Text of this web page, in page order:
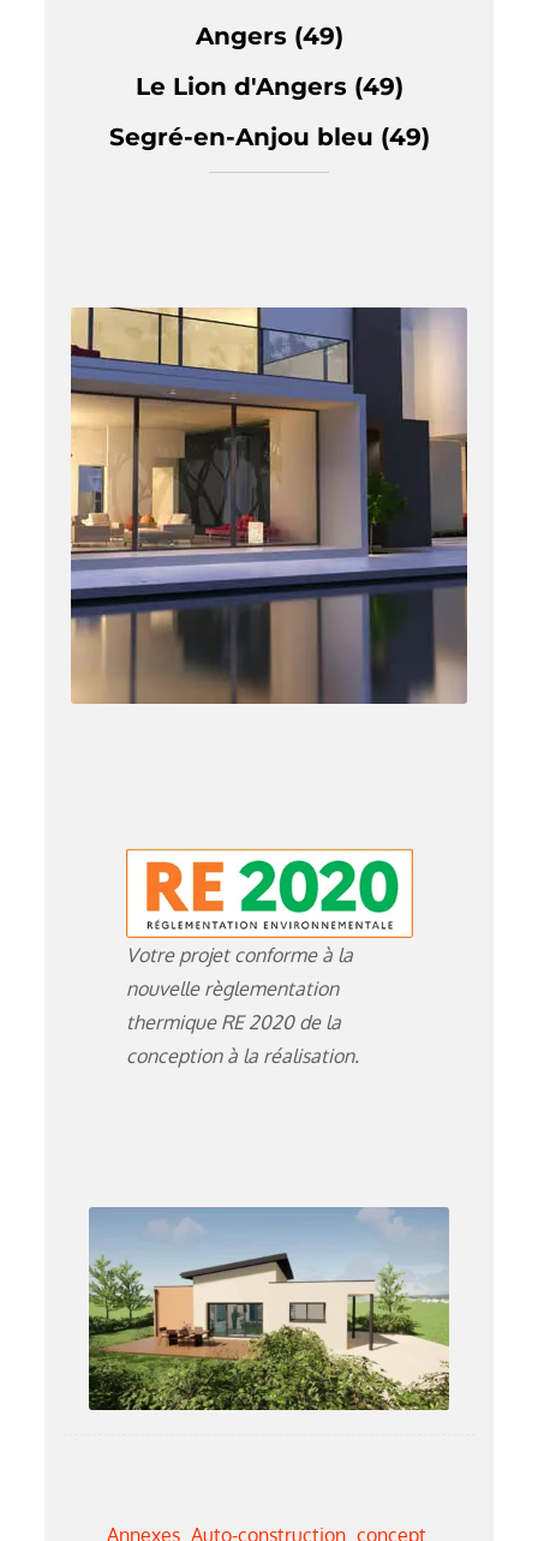
Angers (49)
Le Lion d'Angers (49)
Segré-en-Anjou bleu (49)
Votre projet conforme à la
nouvelle règlementation
thermique RE 2020 de la
conception à la réalisation.
Annexes Auto-construction concept